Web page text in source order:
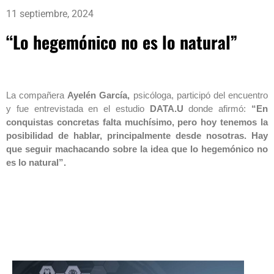
11 septiembre, 2024
“Lo hegemónico no es lo natural”
La compañera Ayelén García, psicóloga, participó del encuentro
y fue entrevistada en el estudioDATA.U donde afirmó: “En
conquistas concretas falta muchísimo, pero hoy tenemos la
posibilidad de hablar, principalmente desde nosotras. Hay
que seguir machacando sobre la idea que lo hegemónico no
es lo natural”.